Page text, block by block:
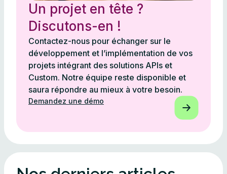
Un projet en tête ?
Discutons-en !
Contactez-nous pour échanger sur le
développement et l’implémentation de vos
projets intégrant des solutions APIs et
Custom. Notre équipe reste disponible et
saura répondre au mieux à votre besoin.
Demandez une démo